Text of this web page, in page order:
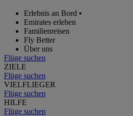
Erlebnis an Bord •
Emirates erleben
Familienreisen
Fly Better
Über uns
Flüge suchen
ZIELE
Flüge suchen
VIELFLIEGER
Flüge suchen
HILFE
Flüge suchen